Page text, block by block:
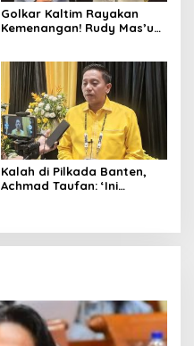
Golkar Kaltim Rayakan
Kemenangan! Rudy Mas’ud-
Kalah di Pilkada Banten,
Achmad Taufan: ‘Ini